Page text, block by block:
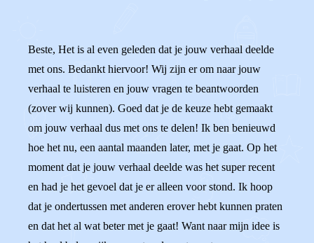
Beste, Het is al even geleden dat je jouw verhaal deelde
met ons. Bedankt hiervoor! Wij zijn er om naar jouw
verhaal te luisteren en jouw vragen te beantwoorden
(zover wij kunnen). Goed dat je de keuze hebt gemaakt
om jouw verhaal dus met ons te delen! Ik ben benieuwd
hoe het nu, een aantal maanden later, met je gaat. Op het
moment dat je jouw verhaal deelde was het super recent
en had je het gevoel dat je er alleen voor stond. Ik hoop
dat je ondertussen met anderen erover hebt kunnen praten
en dat het al wat beter met je gaat! Want naar mijn idee is